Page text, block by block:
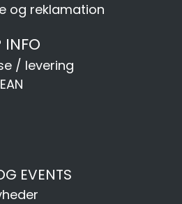
og reklamation
INFO
/ levering
EVENTS